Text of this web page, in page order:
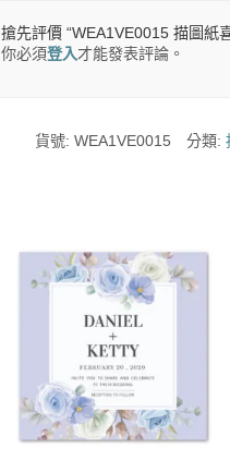
搶先評價 “WEA1VE0015 描圖紙
你必須登入才能發表評論。
貨號: WEA1VE0015 分類: